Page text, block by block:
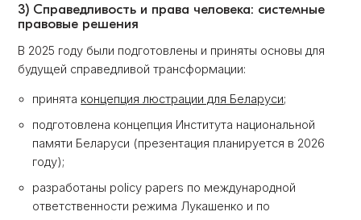
3) Справедливость и права человека: системные
правовые решения
В 2025 году были подготовлены и приняты основы для
будущей справедливой трансформации:
принята концепция люстрации для Беларуси;
подготовлена концепция Института национальной
памяти Беларуси (презентация планируется в 2026
году);
разработаны policy papers по международной
ответственности режима Лукашенко и по